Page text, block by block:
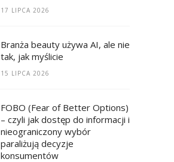
17 LIPCA 2026
Branża beauty używa AI, ale nie
tak, jak myślicie
15 LIPCA 2026
FOBO (Fear of Better Options)
– czyli jak dostęp do informacji i
nieograniczony wybór
paraliżują decyzje
konsumentów